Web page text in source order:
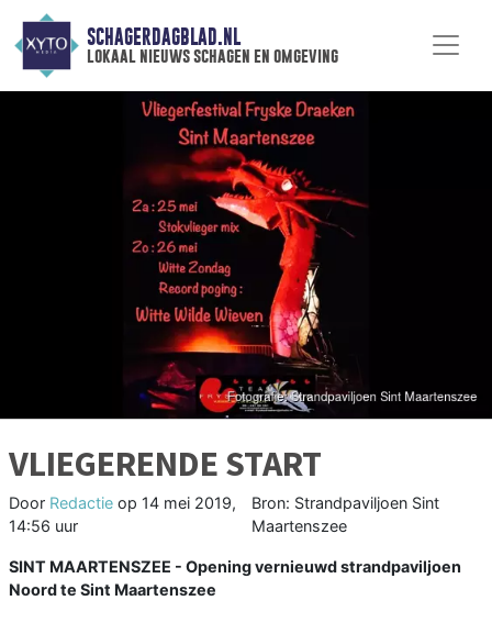
SCHAGERDAGBLAD.NL
lokaal nieuws schagen en omgeving
VLIEGERENDE START
Door Redactie op 14 mei 2019,
14:56 uur
Bron: Strandpaviljoen Sint
Maartenszee
SINT MAARTENSZEE - Opening vernieuwd strandpaviljoen
Noord te Sint Maartenszee